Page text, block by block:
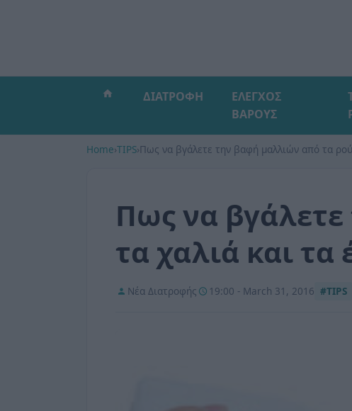
ΔΙΑΤΡΟΦΗ
ΕΛΕΓΧΟΣ
ΒΑΡΟΥΣ
Home›TIPS›Πως να βγάλετε την βαφή μαλλιών από τα
Πως να
τα χαλιά και τα
Νέα Διατροφής 19:00 - March 31, 2016 #TIPS